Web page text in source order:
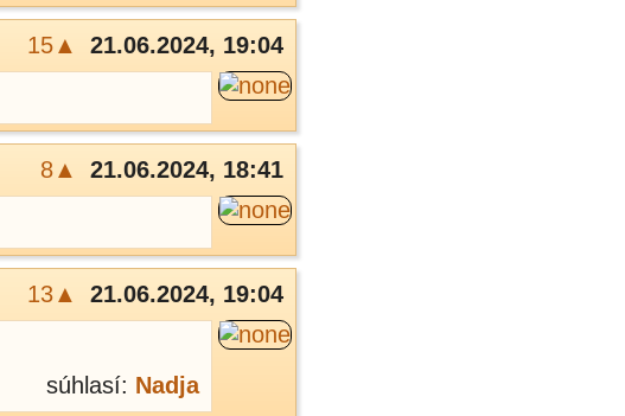
15▲
21.06.2024, 19:04
8▲
21.06.2024, 18:41
13▲
21.06.2024, 19:04
súhlasí: Nadja